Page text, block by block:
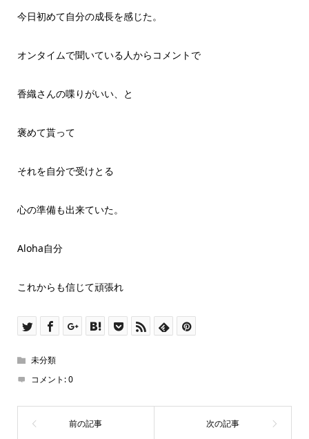
今日初めて自分の成長を感じた。
オンタイムで聞いている人からコメントで
香織さんの喋りがいい、と
褒めて貰って
それを自分で受けとる
心の準備も出来ていた。
Aloha自分
これからも信じて頑張れ
未分類
コメント:0